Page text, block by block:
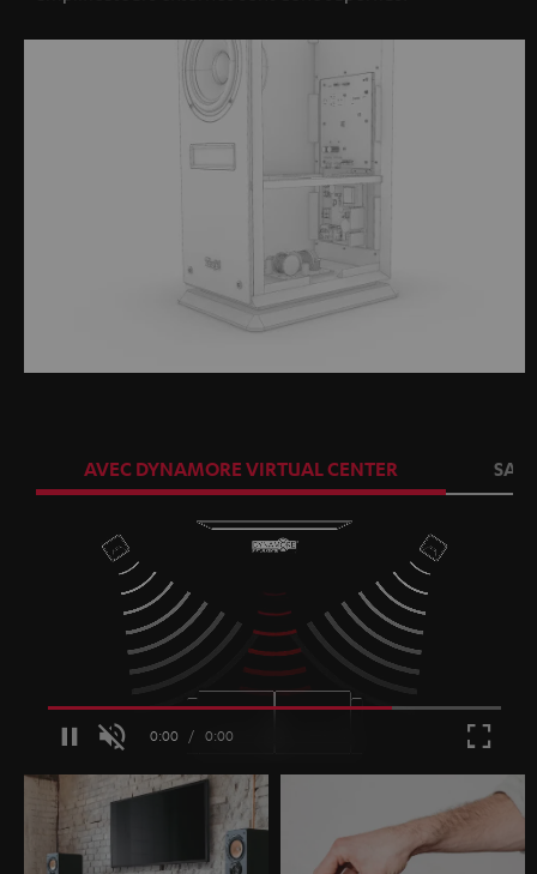
AVEC DYNAMORE VIRTUAL CENTER
Unmute /
Loaded: